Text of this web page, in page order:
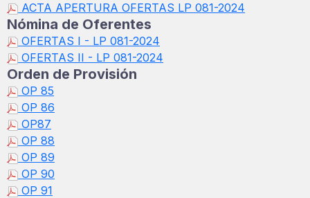
ACTA APERTURA OFERTAS LP 081-2024
Nómina de Oferentes
OFERTAS I - LP 081-2024
OFERTAS II - LP 081-2024
Orden de Provisión
OP 85
OP 86
OP87
OP 88
OP 89
OP 90
OP 91